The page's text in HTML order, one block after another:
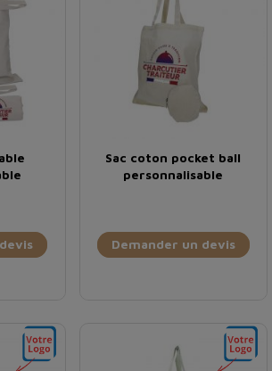
Sac coton pocket ball
personnalisable
Demander un devis